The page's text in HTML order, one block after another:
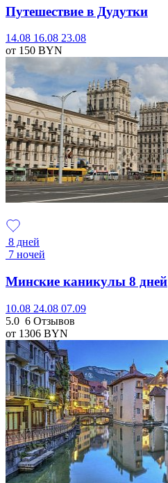
Путешествие в Дудутки
14.08 16.08 23.08
от 150 BYN
8 дней
7 ночей
Минские каникулы 8 дней
10.08 24.08 07.09
5.0 6 Отзывов
от 1306 BYN